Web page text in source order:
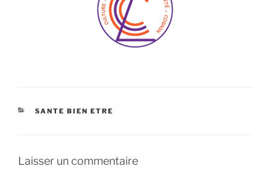
CATÉGORIES
SANTE BIEN ETRE
Laisser un commentaire